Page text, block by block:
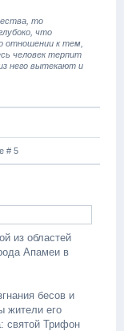
то
что
отношении к тем,
человек терпит
него вытекают и
# 5
из областей
Апамеи в
бесов и
жители его
святой Трифон